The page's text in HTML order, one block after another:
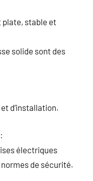
plate, stable et
solide sont des
d’installation.
électriques
de sécurité.